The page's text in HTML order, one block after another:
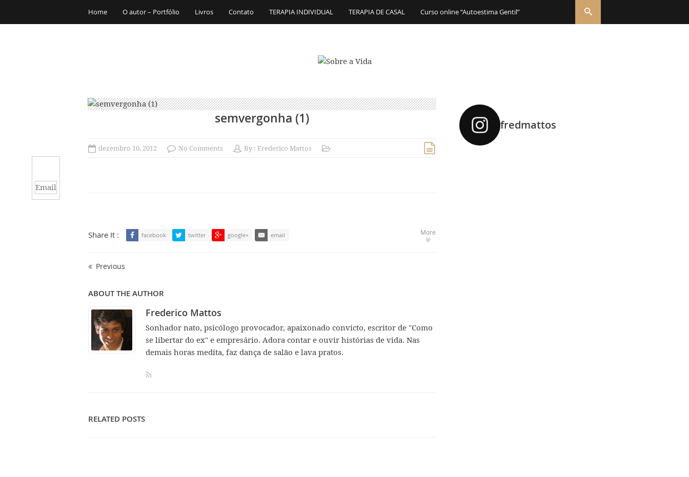
Home O autor – Portfólio Livros Contato TERAPIA INDIVIDUAL TERAPIA DE CASAL Curso online “Autoestima Gentil”
semvergonha (1)
dezembro 10, 2012 No Comments By : Frederico Mattos
Email
Share It : facebook twitter google+ email More
Previous
ABOUT THE AUTHOR
Frederico Mattos
Sonhador nato, psicólogo provocador, apaixonado convicto, escritor de "Como
se libertar do ex" e empresário. Adora contar e ouvir histórias de vida. Nas
demais horas medita, faz dança de salão e lava pratos.
RELATED POSTS
fredmattos